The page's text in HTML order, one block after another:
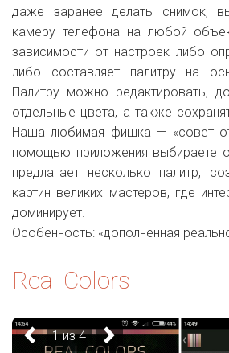
даже заранее делать снимок,
камеру телефона на любой
зависимости от настроек либо
либо составляет палитру на
Палитру можно редактировать,
отдельные цвета, а также
Наша любимая фишка — «совет
помощью приложения выбираете
предлагает несколько палитр,
картин великих мастеров, где
доминирует.
Особенность: «дополненная
Real Colors
1 из 4